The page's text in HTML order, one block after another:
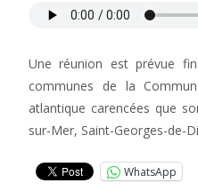
Une réunion est prévue
communes de la
atlantique carencées que
sur-Mer, Saint-Georges-de-
WhatsApp